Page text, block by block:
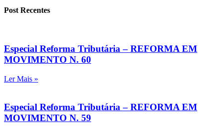
Post Recentes
Especial Reforma Tributária – REFORMA EM
MOVIMENTO N. 60
Ler Mais »
Especial Reforma Tributária – REFORMA EM
MOVIMENTO N. 59